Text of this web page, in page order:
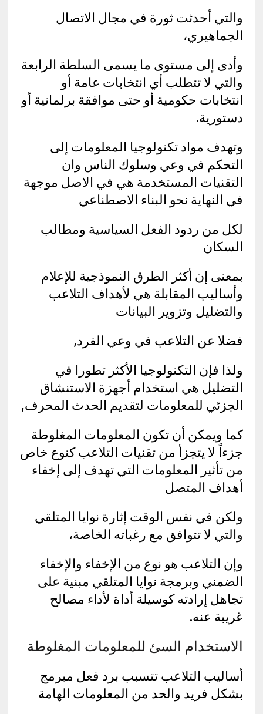
والتي أحدثت ثورة في مجال الاتصال
الجماهيري،
وأدى إلى مستوى ما يسمى السلطة الرابعة
والتي لا تتطلب أي انتخابات عامة أو
انتخابات حكومية أو حتى موافقة برلمانية أو
دستورية.
وتهدف مواد تكنولوجيا المعلومات إلى
التحكم في وعي وسلوك الناس وان
التقنيات المستخدمة هي في الاصل موجهة
في النهاية نحو البناء الاصطناعي
لكل من ردود الفعل السياسية ومطالب
السكان
بمعنى إن أكثر الطرق النموذجية للإعلام
وأساليب المقابلة هي لأهداف التلاعب
والتضليل وتزوير البيانات
فضلا عن التلاعب في وعي الفرد,
ولذا فإن التكنولوجيا الأكثر تطورا في
التضليل هي استخدام أجهزة الاستنشاق
الجزئي للمعلومات لتقديم الحدث المحرف,
كما ويمكن أن تكون المعلومات المغلوطة
جزءاً لا يتجزأ من تقنيات التلاعب كنوع خاص
من تأثير المعلومات التي تهدف إلى إخفاء
أهداف المتصل
ولكن في نفس الوقت إثارة نوايا المتلقي
والتي لا تتوافق مع رغباته الخاصة،
وإن التلاعب هو نوع من الإخفاء والإخفاء
الضمني وبرمجة نوايا المتلقي مبنية على
تجاهل إرادته كوسيلة أداة لأداء مصالح
غريبة عنه.
الاستخدام السئ للمعلومات المغلوطة
أساليب التلاعب تتسبب برد فعل مبرمج
بشكل فريد والحد من المعلومات الهامة